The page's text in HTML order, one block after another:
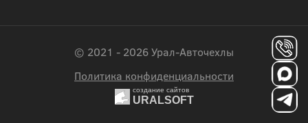
© 2021 - 2026 Урал-Авточехлы
Политика конфиденциальности
создание сайтов
URALSOFT